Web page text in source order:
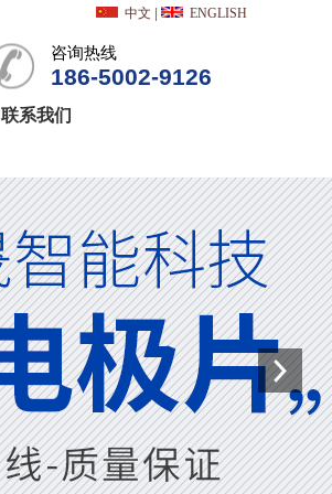
中文 ENGLISH
咨询热线
186-5002-9126
联系我们